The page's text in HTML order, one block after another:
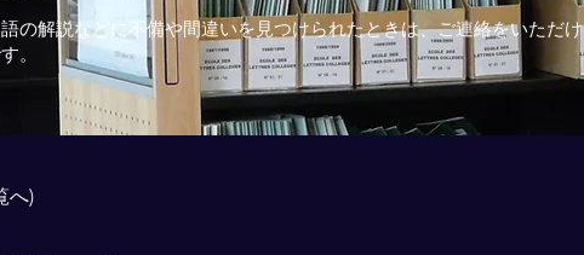
の解説などに不備や間違いを見つけられたときは、ご連絡をいただけ
。
へ)